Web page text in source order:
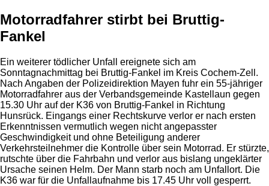
Motorradfahrer stirbt bei Bruttig-
Fankel
Ein weiterer tödlicher Unfall ereignete sich am
Sonntagnachmittag bei Bruttig-Fankel im Kreis Cochem-Zell.
Nach Angaben der Polizeidirektion Mayen fuhr ein 55-jähriger
Motorradfahrer aus der Verbandsgemeinde Kastellaun gegen
15.30 Uhr auf der K36 von Bruttig-Fankel in Richtung
Hunsrück. Eingangs einer Rechtskurve verlor er nach ersten
Erkenntnissen vermutlich wegen nicht angepasster
Geschwindigkeit und ohne Beteiligung anderer
Verkehrsteilnehmer die Kontrolle über sein Motorrad. Er stürzte,
rutschte über die Fahrbahn und verlor aus bislang ungeklärter
Ursache seinen Helm. Der Mann starb noch am Unfallort. Die
K36 war für die Unfallaufnahme bis 17.45 Uhr voll gesperrt.